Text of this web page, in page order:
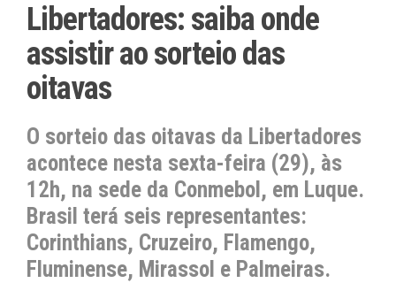
Libertadores: saiba onde
assistir ao sorteio das
oitavas
O sorteio das oitavas da Libertadores
acontece nesta sexta-feira (29), às
12h, na sede da Conmebol, em Luque.
Brasil terá seis representantes:
Corinthians, Cruzeiro, Flamengo,
Fluminense, Mirassol e Palmeiras.